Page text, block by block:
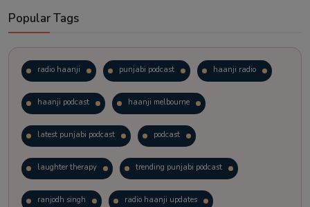
Popular Tags
radio haanji punjabi podcast haanji radio
haanji podcast haanji melbourne
latest punjabi podcast podcast
laughter therapy trending punjabi podcast
ranjodh singh radio haanji updates